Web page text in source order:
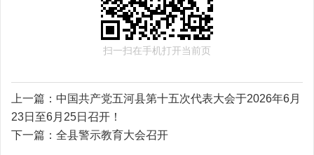
扫一扫在手机打开当前页
上一篇： 中国共产党五河县第十五次代表大会于2026年6月
23日至6月25日召开！
下一篇： 全县警示教育大会召开